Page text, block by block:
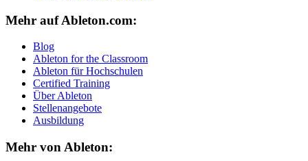
Mehr auf Ableton.com:
Blog
Ableton for the Classroom
Ableton für Hochschulen
Certified Training
Über Ableton
Stellenangebote
Ausbildung
Mehr von Ableton: